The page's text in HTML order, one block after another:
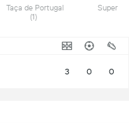
Taça de Portugal
3 0 0